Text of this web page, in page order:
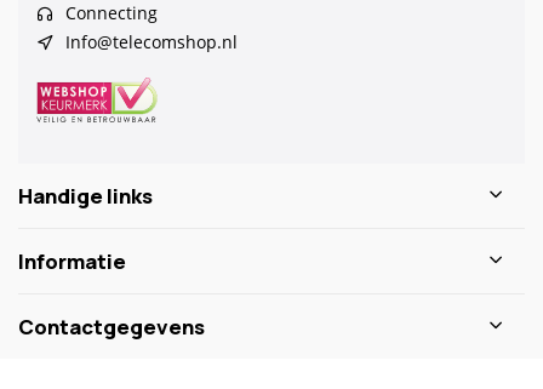
Connecting
Info@telecomshop.nl
Handige links
Informatie
Contactgegevens